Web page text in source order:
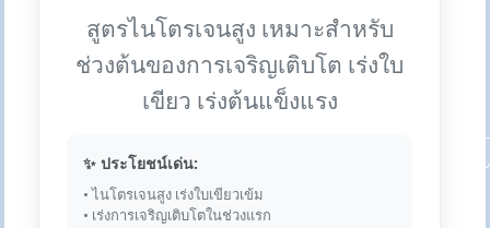
สูตรไนโตรเจนสูง เหมาะสำหรับ
ช่วงต้นของการเจริญเติบโต เร่งใบ
เขียว เร่งต้นแข็งแรง
✨ ประโยชน์เด่น:
• ไนโตรเจนสูง เร่งใบเขียวเข้ม
• เร่งการเจริญเติบโตในช่วงแรก